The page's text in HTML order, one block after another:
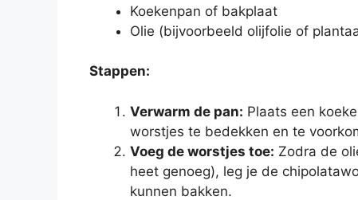
Koekenpan of bakplaat
Olie (bijvoorbeeld olijfolie of
Stappen:
Verwarm de pan: Plaats een
worstjes te bedekken en te
Voeg de worstjes toe: Zodra de
heet genoeg), leg je de
kunnen bakken.